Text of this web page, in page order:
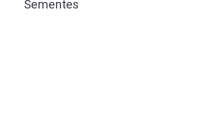
Sementes